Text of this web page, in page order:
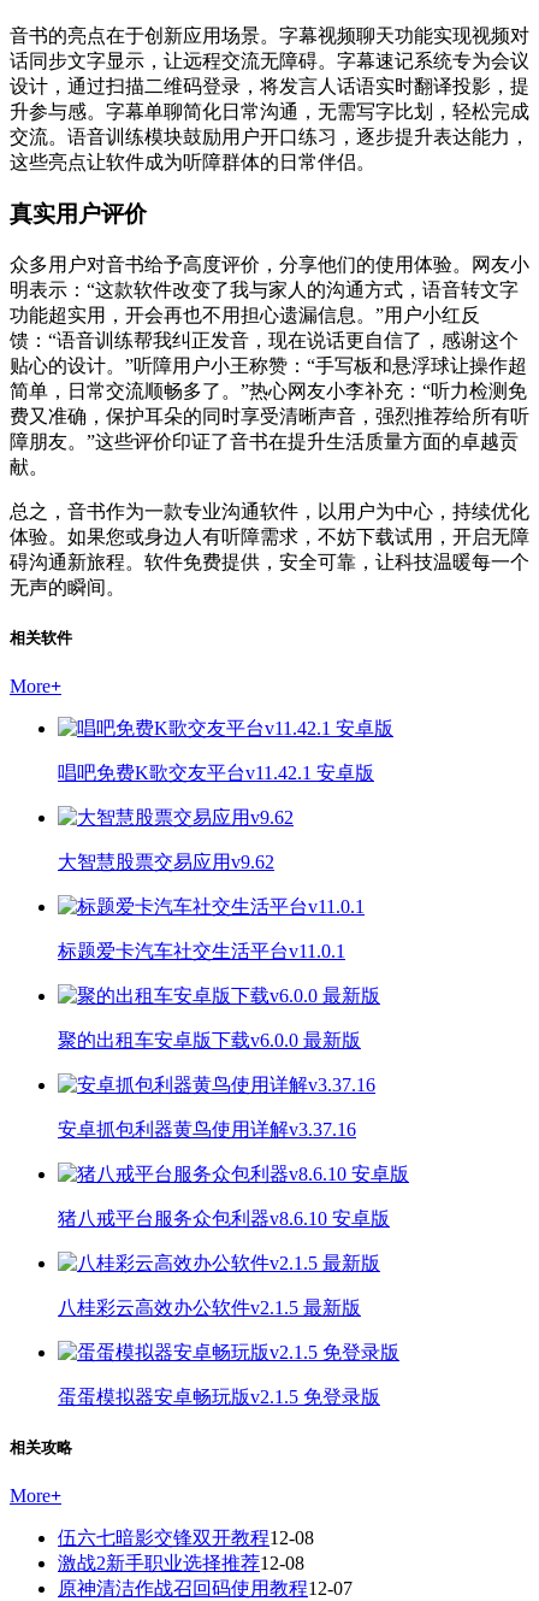
音书的亮点在于创新应用场景。字幕视频聊天功能实现视频对
话同步文字显示，让远程交流无障碍。字幕速记系统专为会议
设计，通过扫描二维码登录，将发言人话语实时翻译投影，提
升参与感。字幕单聊简化日常沟通，无需写字比划，轻松完成
交流。语音训练模块鼓励用户开口练习，逐步提升表达能力，
这些亮点让软件成为听障群体的日常伴侣。
真实用户评价
众多用户对音书给予高度评价，分享他们的使用体验。网友小
明表示：“这款软件改变了我与家人的沟通方式，语音转文字
功能超实用，开会再也不用担心遗漏信息。”用户小红反
馈：“语音训练帮我纠正发音，现在说话更自信了，感谢这个
贴心的设计。”听障用户小王称赞：“手写板和悬浮球让操作超
简单，日常交流顺畅多了。”热心网友小李补充：“听力检测免
费又准确，保护耳朵的同时享受清晰声音，强烈推荐给所有听
障朋友。”这些评价印证了音书在提升生活质量方面的卓越贡
献。
总之，音书作为一款专业沟通软件，以用户为中心，持续优化
体验。如果您或身边人有听障需求，不妨下载试用，开启无障
碍沟通新旅程。软件免费提供，安全可靠，让科技温暖每一个
无声的瞬间。
相关软件
More+
唱吧免费K歌交友平台v11.42.1 安卓版
大智慧股票交易应用v9.62
标题爱卡汽车社交生活平台v11.0.1
聚的出租车安卓版下载v6.0.0 最新版
安卓抓包利器黄鸟使用详解v3.37.16
猪八戒平台服务众包利器v8.6.10 安卓版
八桂彩云高效办公软件v2.1.5 最新版
蛋蛋模拟器安卓畅玩版v2.1.5 免登录版
相关攻略
More+
伍六七暗影交锋双开教程12-08
激战2新手职业选择推荐12-08
原神清洁作战召回码使用教程12-07